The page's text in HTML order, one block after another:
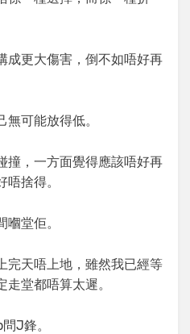
成更大傷害，倒不如唔好再
可能放得低。
撞，一方面覺得應該唔好再
捨得。
堂佢。
完天唔上地，雖然我已經等
堂都唔算太遲。
J鋒。